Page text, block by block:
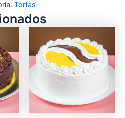
Tortas
product
has
multiple
variants.
The
options